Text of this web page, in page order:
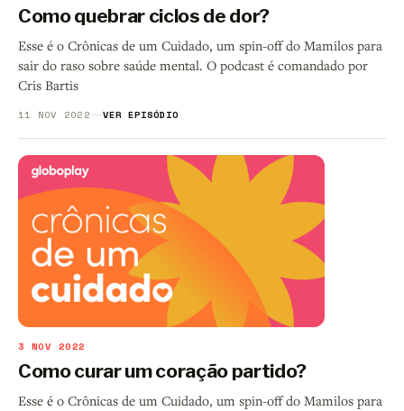
Como quebrar ciclos de dor?
Esse é o Crônicas de um Cuidado, um spin-off do Mamilos para
sair do raso sobre saúde mental. O podcast é comandado por
Cris Bartis
11 NOV 2022 VER EPISÓDIO
3 NOV 2022
Como curar um coração partido?
Esse é o Crônicas de um Cuidado, um spin-off do Mamilos para